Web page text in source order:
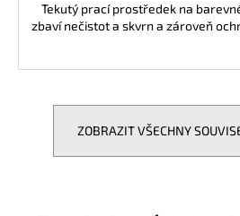
Tekutý prací prostředek na
zbaví nečistot a skvrn a zároveň
ZOBRAZIT VŠECHNY